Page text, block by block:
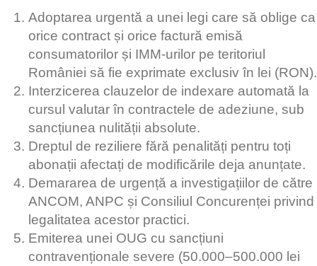
Adoptarea urgentă a unei legi care să oblige ca
orice contract și orice factură emisă
consumatorilor și IMM-urilor pe teritoriul
României să fie exprimate exclusiv în lei (RON).
Interzicerea clauzelor de indexare automată la
cursul valutar în contractele de adeziune, sub
sancțiunea nulității absolute.
Dreptul de reziliere fără penalități pentru toți
abonații afectați de modificările deja anunțate.
Demararea de urgență a investigațiilor de către
ANCOM, ANPC și Consiliul Concurenței privind
legalitatea acestor practici.
Emiterea unei OUG cu sancțiuni
contravenționale severe (50.000–500.000 lei